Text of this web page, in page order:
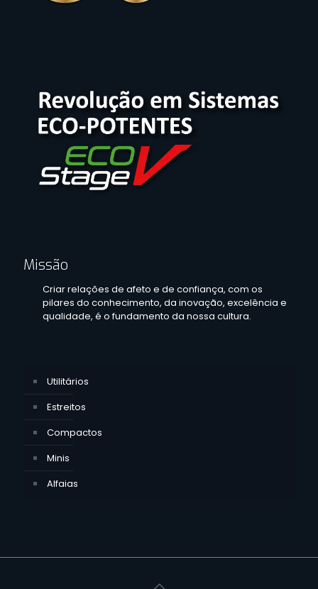
Missão
Criar relações de afeto e de confiança, com os
pilares do conhecimento, da inovação, excelência e
qualidade, é o fundamento da nossa cultura.
Utilitários
Estreitos
Compactos
Minis
Alfaias